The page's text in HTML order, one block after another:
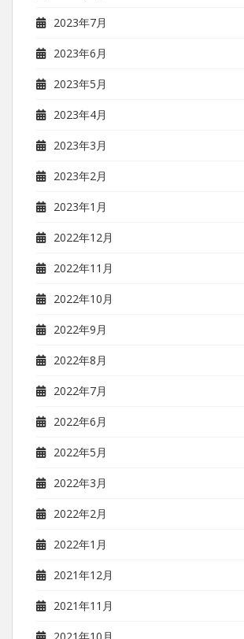
2023年7月
2023年6月
2023年5月
2023年4月
2023年3月
2023年2月
2023年1月
2022年12月
2022年11月
2022年10月
2022年9月
2022年8月
2022年7月
2022年6月
2022年5月
2022年3月
2022年2月
2022年1月
2021年12月
2021年11月